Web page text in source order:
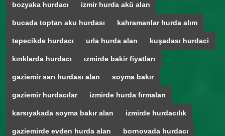
bozyaka hurdacı izmir hurda akü alan
bucada toptan aku hurdası kahramanlar hurda alım
tepecikde hurdacı urla hurda alan kuşadası hurdaci
kırıklarda hurdacı ızmirde bakir fiyatları
gaziemir sarı hurdası alan soyma bakır
gaziemir hurdacılar izmirde hurda fırmaları
karsıyakada soyma bakır alan izmirde hurdacılık
gaziemirde evden hurda alan bornovada hurdacı